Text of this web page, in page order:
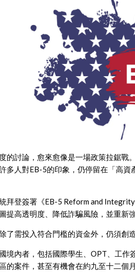
的討論，愈來愈像是一場政策拉鋸
多人對EB-5的印象，仍停留在「高
拜登簽署《EB-5 Reform and
提高透明度、降低詐騙風險，並重新
了需投入符合門檻的資金外，仍須創
境內者，包括國際學生、OPT、工
的案件，甚至有機會在約九至十二